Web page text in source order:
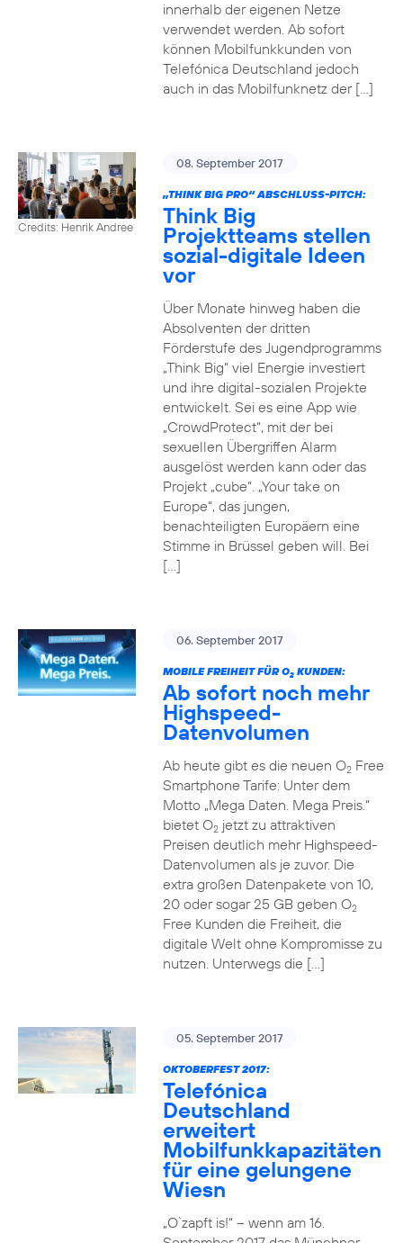
innerhalb der eigenen Netze
verwendet werden. Ab sofort
können Mobilfunkkunden von
Telefónica Deutschland jedoch
auch in das Mobilfunknetz der […]
Credits: Henrik Andree
08. September 2017
„THINK BIG PRO“ ABSCHLUSS-PITCH:
Think Big
Projektteams stellen
sozial-digitale Ideen
vor
Über Monate hinweg haben die
Absolventen der dritten
Förderstufe des Jugendprogramms
„Think Big“ viel Energie investiert
und ihre digital-sozialen Projekte
entwickelt. Sei es eine App wie
„CrowdProtect“, mit der bei
sexuellen Übergriffen Alarm
ausgelöst werden kann oder das
Projekt „cube“. „Your take on
Europe“, das jungen,
benachteiligten Europäern eine
Stimme in Brüssel geben will. Bei
[…]
06. September 2017
MOBILE FREIHEIT FÜR O2KUNDEN:
Ab sofort noch mehr
Highspeed-
Datenvolumen
Ab heute gibt es die neuen O2Free
Smartphone Tarife: Unter dem
Motto „Mega Daten. Mega Preis.“
bietet O2jetzt zu attraktiven
Preisen deutlich mehr Highspeed-
Datenvolumen als je zuvor. Die
extra großen Datenpakete von 10,
20 oder sogar 25 GB geben O2
Free Kunden die Freiheit, die
digitale Welt ohne Kompromisse zu
nutzen. Unterwegs die […]
05. September 2017
OKTOBERFEST 2017:
Telefónica
Deutschland
erweitert
Mobilfunkkapazitäten
für eine gelungene
Wiesn
„O`zapft is!“ – wenn am 16.